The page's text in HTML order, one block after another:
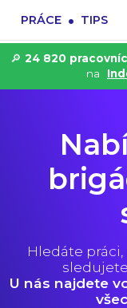
PRÁCE . TIPS
🔎 24 820
na
Hledáte
U nás najdete